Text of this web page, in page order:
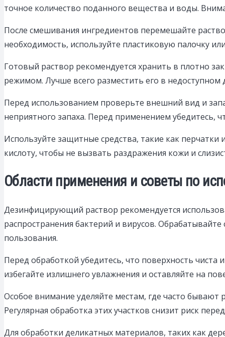
точное количество поданного вещества и воды.
После смешивания ингредиентов перемешайте
необходимость, используйте пластиковую палочку
Готовый раствор рекомендуется хранить в плотно
режимом. Лучше всего разместить его в
Перед использованием проверьте внешний вид и
неприятного запаха. Перед применением убедитесь,
Используйте защитные средства, такие как
кислоту, чтобы не вызвать раздражения кожи и
Области применения и советы по
Дезинфицирующий раствор рекомендуется
распространения бактерий и вирусов.
пользования.
Перед обработкой убедитесь, что поверхность
избегайте излишнего увлажнения и оставляйте на
Особое внимание уделяйте местам, где часто
Регулярная обработка этих участков снизит риск
Для обработки деликатных материалов, таких как